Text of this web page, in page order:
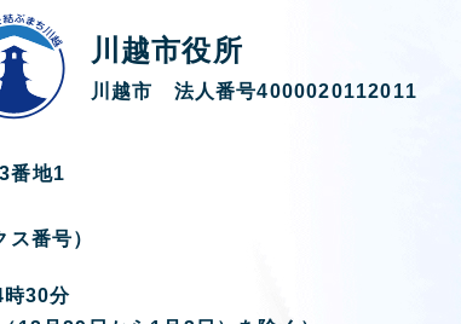
川越市役所
川越市 法人番号4000020112011
番地1
番号）
時30分